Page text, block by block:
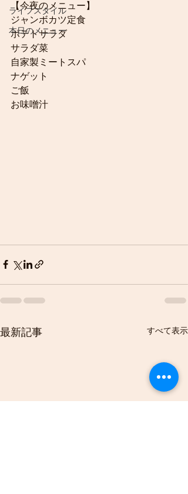
ライフスタイル
本日のメニュー
【今夜のメニュー】
ジャンボカツ定食
ポテトサラダ
サラダ菜
自家製ミートスパ
ナゲット
ご飯
お味噌汁
最新記事 すべて表示